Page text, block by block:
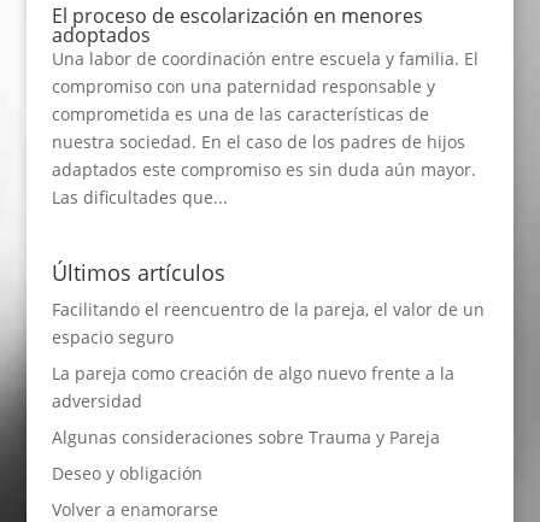
El proceso de escolarización en menores
adoptados
Una labor de coordinación entre escuela y familia. El
compromiso con una paternidad responsable y
comprometida es una de las características de
nuestra sociedad. En el caso de los padres de hijos
adaptados este compromiso es sin duda aún mayor.
Las dificultades que...
Últimos artículos
Facilitando el reencuentro de la pareja, el valor de un
espacio seguro
La pareja como creación de algo nuevo frente a la
adversidad
Algunas consideraciones sobre Trauma y Pareja
Deseo y obligación
Volver a enamorarse